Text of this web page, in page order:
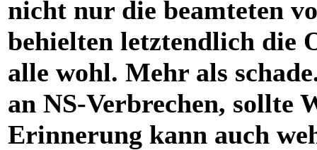
nicht nur die beamteten
behielten letztendlich die
alle wohl. Mehr als
an NS-Verbrechen, sollte
Erinnerung kann auch